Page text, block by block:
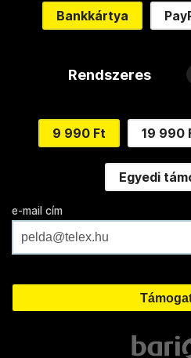
Bankkártya
Rendszeres
9 990 Ft 19 990
Egyedi
e-mail cím